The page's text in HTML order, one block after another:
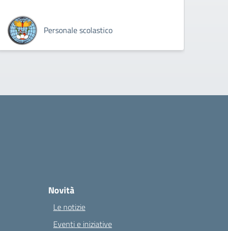
Personale scolastico
Novità
Le notizie
Eventi e iniziative